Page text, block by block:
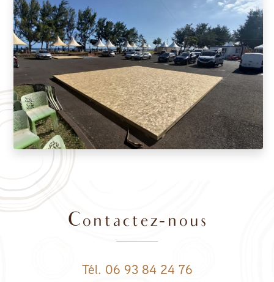
Contactez-nous
Tél. 06 93 84 24 76